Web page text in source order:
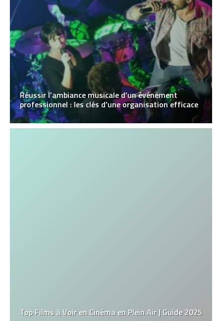
Réussir l’ambiance musicale d’un événement
professionnel : les clés d’une organisation efficace
Top Films à Voir en Cinéma en Plein Air | Guide 2025